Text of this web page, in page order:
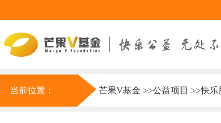
当前位置： 芒果V基金 >>公益项目 >>快乐